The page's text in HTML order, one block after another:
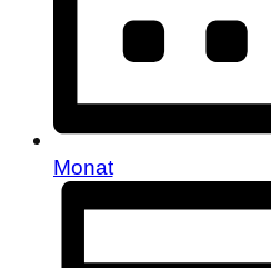
Monat